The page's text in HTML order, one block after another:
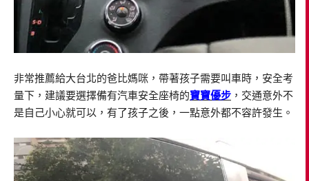
非常推薦給大台北的爸比媽咪，帶著孩子需要叫車時，安全考
量下，建議要選擇備有汽車安全座椅的寶寶優步 ，交通意外不
是自己小心就可以，有了孩子之後，一點意外都不容許發生。